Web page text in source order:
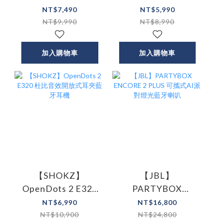
5 Pro Max AI降噪真
無線藍牙耳機
NT$7,490
NT$9,990
加入購物車
5 Pro AI降噪真無線
藍牙耳機
NT$5,990
NT$8,990
加入購物車
【SHOKZ】
OpenDots 2 E320
杜比音效開放式耳
夾藍牙耳機
NT$6,990
NT$10,900
【JBL】
PARTYBOX
ENCORE 2 PLUS 可
攜式AI派對燈光藍
NT$16,800
NT$24,800